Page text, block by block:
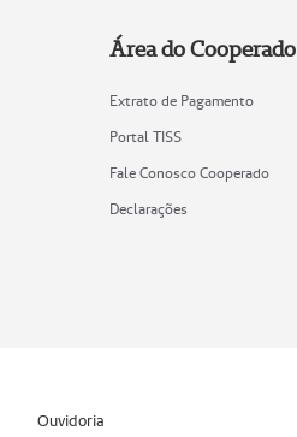
Área do Cooperado
Extrato de Pagamento
Portal TISS
Fale Conosco Cooperado
Declarações
Ouvidoria